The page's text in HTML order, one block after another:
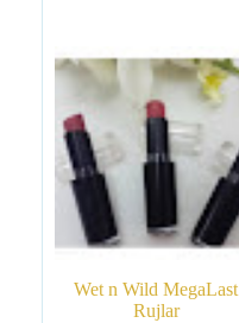
Wet n Wild MegaLast
Rujlar